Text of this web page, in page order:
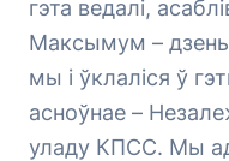
гэта ведалі,
Максымум –
мы і ўклаліся ў
асноўнае –
уладу КПСС. Мы